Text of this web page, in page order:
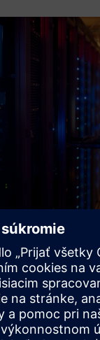
založených
používanie
(IT) a
zvýšeniu